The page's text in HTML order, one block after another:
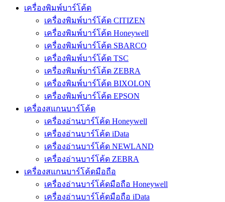
เครื่องพิมพ์บาร์โค้ด
เครื่องพิมพ์บาร์โค้ด CITIZEN
เครื่องพิมพ์บาร์โค้ด Honeywell
เครื่องพิมพ์บาร์โค้ด SBARCO
เครื่องพิมพ์บาร์โค้ด TSC
เครื่องพิมพ์บาร์โค้ด ZEBRA
เครื่องพิมพ์บาร์โค้ด BIXOLON
เครื่องพิมพ์บาร์โค้ด EPSON
เครื่องสแกนบาร์โค้ด
เครื่องอ่านบาร์โค้ด Honeywell
เครื่องอ่านบาร์โค้ด iData
เครื่องอ่านบาร์โค้ด NEWLAND
เครื่องอ่านบาร์โค้ด ZEBRA
เครื่องสแกนบาร์โค้ดมือถือ
เครื่องอ่านบาร์โค้ดมือถือ Honeywell
เครื่องอ่านบาร์โค้ดมือถือ iData